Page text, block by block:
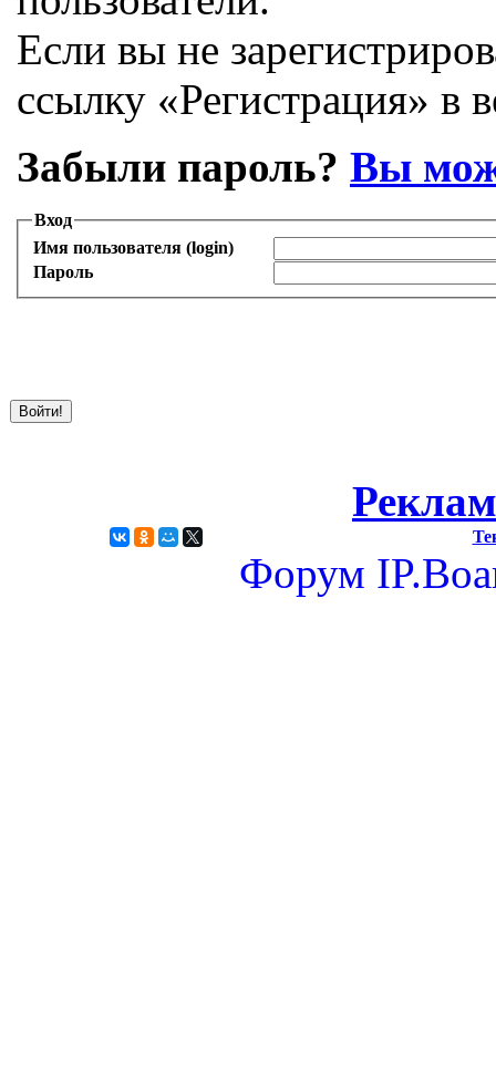
Если вы не
ссылку «Регистрация» в
Забыли пароль? Вы
Вход
Имя пользователя (login)
Пароль
Форум